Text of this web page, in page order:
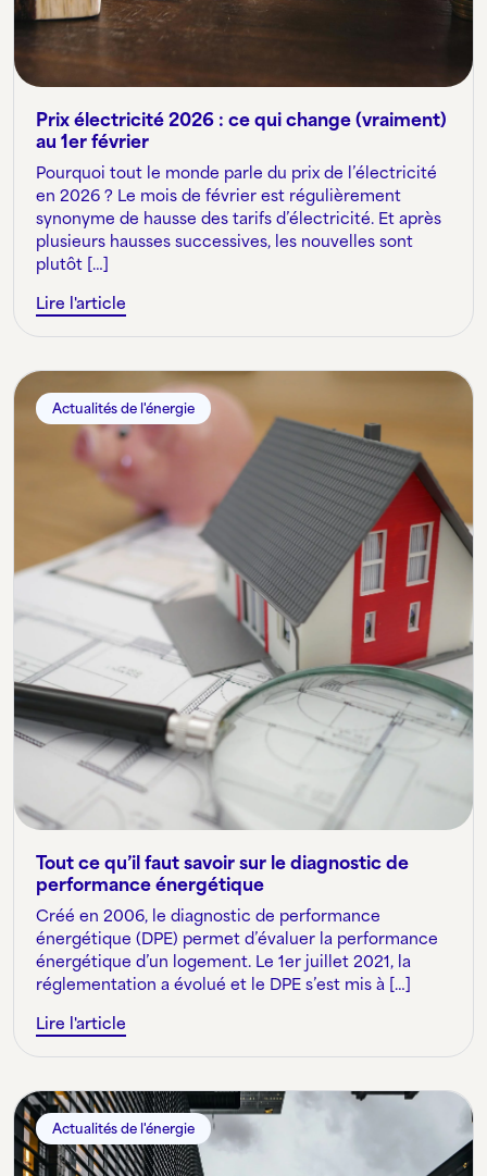
Prix électricité 2026 : ce qui change (vraiment)
au 1er février
Pourquoi tout le monde parle du prix de l’électricité
en 2026 ? Le mois de février est régulièrement
synonyme de hausse des tarifs d’électricité. Et après
plusieurs hausses successives, les nouvelles sont
plutôt […]
Lire l'article
Actualités de l'énergie
Tout ce qu’il faut savoir sur le diagnostic de
performance énergétique
Créé en 2006, le diagnostic de performance
énergétique (DPE) permet d’évaluer la performance
énergétique d’un logement. Le 1er juillet 2021, la
réglementation a évolué et le DPE s’est mis à […]
Lire l'article
Actualités de l'énergie